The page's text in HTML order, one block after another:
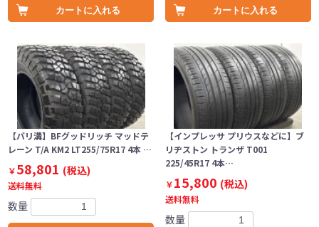
カートに入れる カートに入れる
【バリ溝】BFグッドリッチ マッドテ
レーン T/A KM2 LT255/75R17 4本 …
￥58,801 (税込)
送料無料
数量
【インプレッサ プリウスなどに】ブ
リヂストン トランザ T001
225/45R17 4本…
￥15,800 (税込)
送料無料
数量